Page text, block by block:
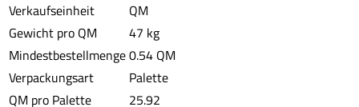
Verkaufseinheit
QM
Gewicht pro QM
47 kg
Mindestbestellmenge0.54 QM
Verpackungsart
Palette
QM pro Palette
25.92